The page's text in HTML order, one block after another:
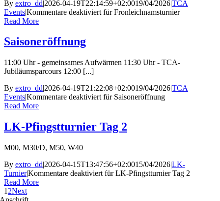
By extro_dd|2026-04-19T22:14:59+02:0019/04/2026|TCA
Events|Kommentare deaktiviert für Fronleichnamsturnier
Read More
Saisoneröffnung
11:00 Uhr - gemeinsames Aufwärmen 11:30 Uhr - TCA-
Jubiläumsparcours 12:00 [...]
By extro_dd|2026-04-19T21:22:08+02:0019/04/2026|TCA
Events|Kommentare deaktiviert für Saisoneröffnung
Read More
LK-Pfingstturnier Tag 2
M00, M30/D, M50, W40
By extro_dd|2026-04-15T13:47:56+02:0015/04/2026|LK-
Turnier|Kommentare deaktiviert für LK-Pfingstturnier Tag 2
Read More
1 2Next